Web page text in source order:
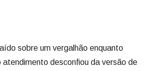
sobre um vergalhão enquanto
desconfiou da versão de